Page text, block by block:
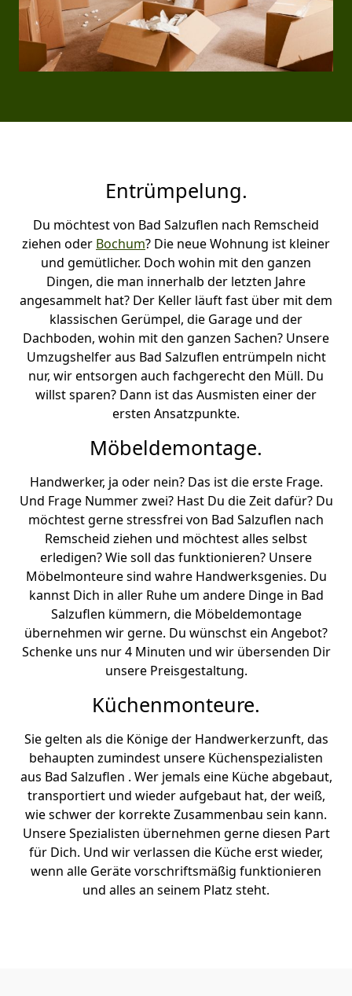
Entrümpelung.
Du möchtest von Bad Salzuflen nach Remscheid
ziehen oder Bochum? Die neue Wohnung ist kleiner
und gemütlicher. Doch wohin mit den ganzen
Dingen, die man innerhalb der letzten Jahre
angesammelt hat? Der Keller läuft fast über mit dem
klassischen Gerümpel, die Garage und der
Dachboden, wohin mit den ganzen Sachen? Unsere
Umzugshelfer aus Bad Salzuflen entrümpeln nicht
nur, wir entsorgen auch fachgerecht den Müll. Du
willst sparen? Dann ist das Ausmisten einer der
ersten Ansatzpunkte.
Möbeldemontage.
Handwerker, ja oder nein? Das ist die erste Frage.
Und Frage Nummer zwei? Hast Du die Zeit dafür? Du
möchtest gerne stressfrei von Bad Salzuflen nach
Remscheid ziehen und möchtest alles selbst
erledigen? Wie soll das funktionieren? Unsere
Möbelmonteure sind wahre Handwerksgenies. Du
kannst Dich in aller Ruhe um andere Dinge in Bad
Salzuflen kümmern, die Möbeldemontage
übernehmen wir gerne. Du wünschst ein Angebot?
Schenke uns nur 4 Minuten und wir übersenden Dir
unsere Preisgestaltung.
Küchenmonteure.
Sie gelten als die Könige der Handwerkerzunft, das
behaupten zumindest unsere Küchenspezialisten
aus Bad Salzuflen . Wer jemals eine Küche abgebaut,
transportiert und wieder aufgebaut hat, der weiß,
wie schwer der korrekte Zusammenbau sein kann.
Unsere Spezialisten übernehmen gerne diesen Part
für Dich. Und wir verlassen die Küche erst wieder,
wenn alle Geräte vorschriftsmäßig funktionieren
und alles an seinem Platz steht.